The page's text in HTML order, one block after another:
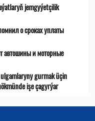
jemgyýetçilik
о сроках уплаты
автошины и моторные
gurmak üçin
işe çagyrýar